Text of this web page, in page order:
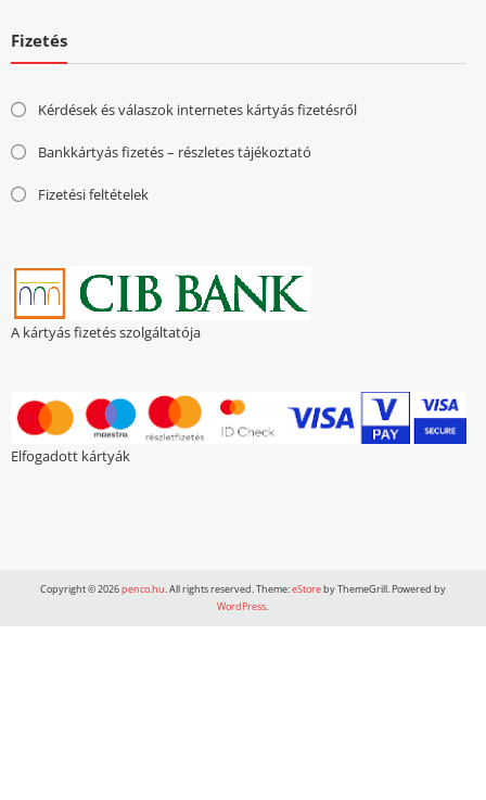
Fizetés
Kérdések és válaszok internetes kártyás fizetésről
Bankkártyás fizetés – részletes tájékoztató
Fizetési feltételek
A kártyás fizetés szolgáltatója
Elfogadott kártyák
Copyright © 2026penco.hu. All rights reserved. Theme:eStoreby ThemeGrill. Powered by
WordPress.